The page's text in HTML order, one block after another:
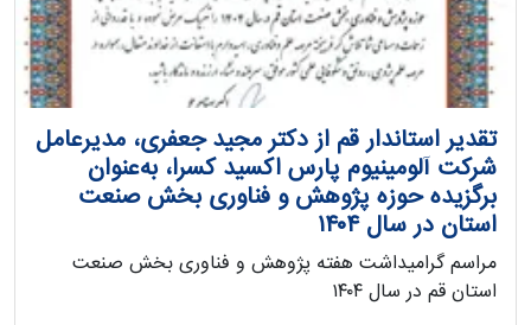
تقدیر استاندار قم از دکتر مجید جعفری، مدیرعامل
شرکت آلومینیوم پارس اکسید کسرا، به‌عنوان
برگزیده حوزه پژوهش و فناوری بخش صنعت
استان در سال ۱۴۰۴
مراسم گرامیداشت هفته پژوهش و فناوری بخش صنعت
استان قم در سال ۱۴۰۴